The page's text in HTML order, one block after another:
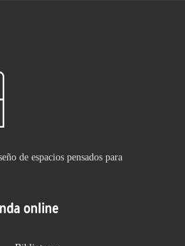
de espacios pensados para
online